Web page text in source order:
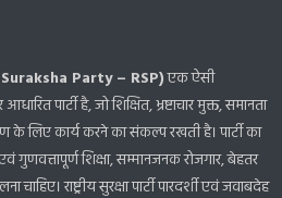
Suraksha Party – RSP)एक ऐसी
पार्टी है, जो शिक्षित, भ्रष्टाचार मुक्त, समानता
के लिए कार्य करने का संकल्प रखती है। पार्टी का
गुणवत्तापूर्ण शिक्षा, सम्मानजनक रोजगार, बेहतर
राष्ट्रीय सुरक्षा पार्टी पारदर्शी एवं जवाबदेह